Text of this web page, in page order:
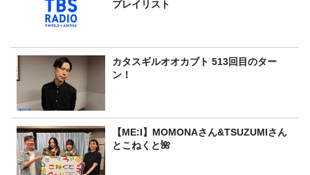
プレイリスト
カタスギルオオカブト 513回目のター
ン！
【ME:I】MOMONAさん&TSUZUMIさん
とこねくと🌺